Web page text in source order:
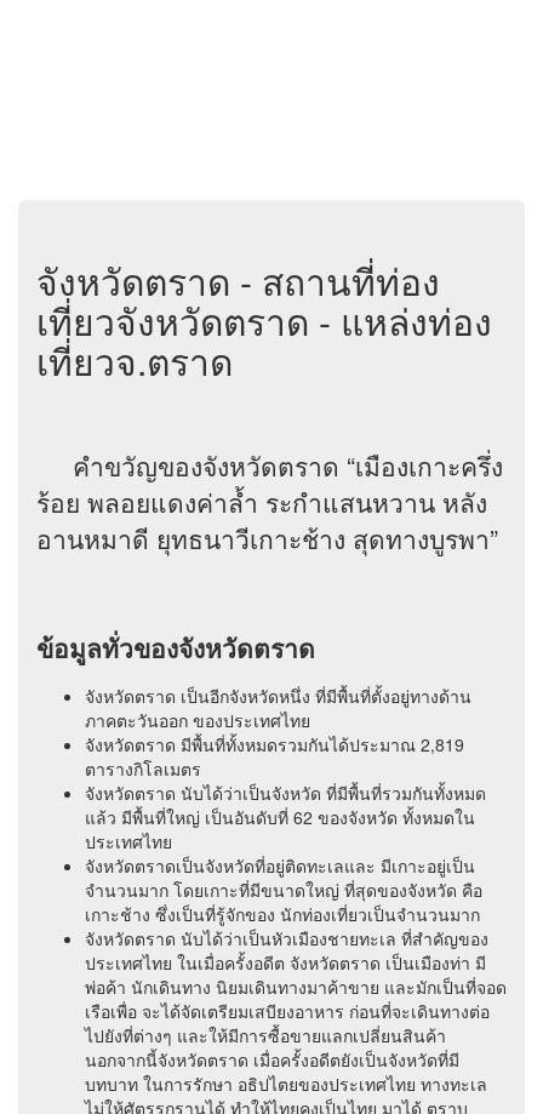
จังหวัดตราด - สถานที่ท่อง
เที่ยวจังหวัดตราด - แหล่งท่อง
เที่ยวจ.ตราด
คำขวัญของจังหวัดตราด “เมืองเกาะครึ่ง
ร้อย พลอยแดงค่าล้ำ ระกำแสนหวาน หลัง
อานหมาดี ยุทธนาวีเกาะช้าง สุดทางบูรพา”
ข้อมูลทั่วของจังหวัดตราด
จังหวัดตราด เป็นอีกจังหวัดหนึ่ง ที่มีพื้นที่ตั้งอยู่ทางด้าน
ภาคตะวันออก ของประเทศไทย
จังหวัดตราด มีพื้นที่ทั้งหมดรวมกันได้ประมาณ 2,819
ตารางกิโลเมตร
จังหวัดตราด นับได้ว่าเป็นจังหวัด ที่มีพื้นที่รวมกันทั้งหมด
แล้ว มีพื้นที่ใหญ่ เป็นอันดับที่ 62 ของจังหวัด ทั้งหมดใน
ประเทศไทย
จังหวัดตราดเป็นจังหวัดที่อยู่ติดทะเลและ มีเกาะอยู่เป็น
จำนวนมาก โดยเกาะที่มีขนาดใหญ่ ที่สุดของจังหวัด คือ
เกาะช้าง ซึ่งเป็นที่รู้จักของ นักท่องเที่ยวเป็นจำนวนมาก
จังหวัดตราด นับได้ว่าเป็นหัวเมืองชายทะเล ที่สำคัญของ
ประเทศไทย ในเมื่อครั้งอดีต จังหวัดตราด เป็นเมืองท่า มี
พ่อค้า นักเดินทาง นิยมเดินทางมาค้าขาย และมักเป็นที่จอด
เรือเพื่อ จะได้จัดเตรียมเสบียงอาหาร ก่อนที่จะเดินทางต่อ
ไปยังที่ต่างๆ และให้มีการซื้อขายแลกเปลี่ยนสินค้า
นอกจากนี้จังหวัดตราด เมื่อครั้งอดีตยังเป็นจังหวัดที่มี
บทบาท ในการรักษา อธิปไตยของประเทศไทย ทางทะเล
ไม่ให้ศัตรูรุกรานได้ ทำให้ไทยคงเป็นไทย มาได้ ตราบ